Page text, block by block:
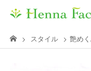
スタイル 艶め